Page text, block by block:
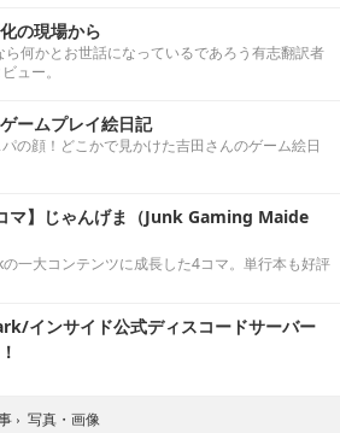
の現場から
ら何かとお世話になっているであろう有志翻訳者
ュー。
ームプレイ絵日記
の顔！どこかで見かけた吉田さんのゲーム絵日
マ】じゃんげま（Junk Gaming Maide
一大コンテンツに成長した4コマ。単行本も好評
インサイド公式ディスコードサーバー
› 写真・画像